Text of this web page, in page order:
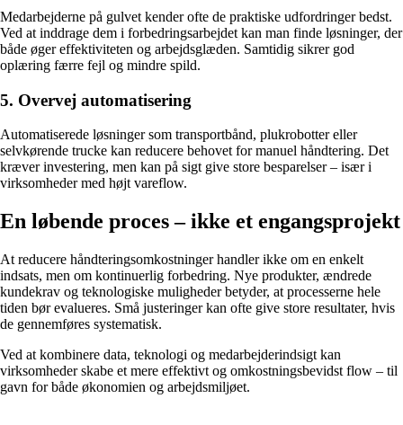
Medarbejderne på gulvet kender ofte de praktiske udfordringer bedst.
Ved at inddrage dem i forbedringsarbejdet kan man finde løsninger, der
både øger effektiviteten og arbejdsglæden. Samtidig sikrer god
oplæring færre fejl og mindre spild.
5. Overvej automatisering
Automatiserede løsninger som transportbånd, plukrobotter eller
selvkørende trucke kan reducere behovet for manuel håndtering. Det
kræver investering, men kan på sigt give store besparelser – især i
virksomheder med højt vareflow.
En løbende proces – ikke et engangsprojekt
At reducere håndteringsomkostninger handler ikke om en enkelt
indsats, men om kontinuerlig forbedring. Nye produkter, ændrede
kundekrav og teknologiske muligheder betyder, at processerne hele
tiden bør evalueres. Små justeringer kan ofte give store resultater, hvis
de gennemføres systematisk.
Ved at kombinere data, teknologi og medarbejderindsigt kan
virksomheder skabe et mere effektivt og omkostningsbevidst flow – til
gavn for både økonomien og arbejdsmiljøet.